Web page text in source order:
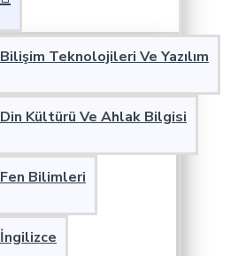
Bilişim Teknolojileri Ve Yazılım
Din Kültürü Ve Ahlak Bilgisi
Fen Bilimleri
İngilizce